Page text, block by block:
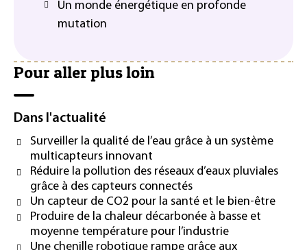
Un monde énergétique en profonde
mutation
Pour aller plus loin
Dans l'actualité
Surveiller la qualité de l’eau grâce à un système
multicapteurs innovant
Réduire la pollution des réseaux d’eaux pluviales
grâce à des capteurs connectés
Un capteur de CO2 pour la santé et le bien-être
Produire de la chaleur décarbonée à basse et
moyenne température pour l’industrie
Une chenille robotique rampe grâce aux